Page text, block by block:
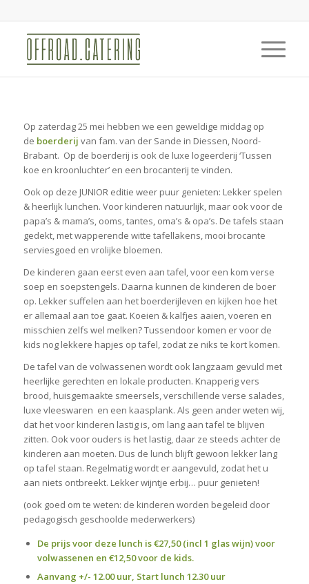
Op zaterdag 25 mei hebben we een geweldige middag op
de boerderij van fam. van der Sande in Diessen, Noord-
Brabant. Op de boerderij is ook de luxe logeerderij ‘Tussen
koe en kroonluchter’ en een brocanterij te vinden.
Ook op deze JUNIOR editie weer puur genieten: Lekker spelen
& heerlijk lunchen. Voor kinderen natuurlijk, maar ook voor de
papa’s & mama’s, ooms, tantes, oma’s & opa’s. De tafels staan
gedekt, met wapperende witte tafellakens, mooi brocante
serviesgoed en vrolijke bloemen.
De kinderen gaan eerst even aan tafel, voor een kom verse
soep en soepstengels. Daarna kunnen de kinderen de boer
op. Lekker suffelen aan het boerderijleven en kijken hoe het
er allemaal aan toe gaat. Koeien & kalfjes aaien, voeren en
misschien zelfs wel melken? Tussendoor komen er voor de
kids nog lekkere hapjes op tafel, zodat ze niks te kort komen.
De tafel van de volwassenen wordt ook langzaam gevuld met
heerlijke gerechten en lokale producten. Knapperig vers
brood, huisgemaakte smeersels, verschillende verse salades,
luxe vleeswaren en een kaasplank. Als geen ander weten wij,
dat het voor kinderen lastig is, om lang aan tafel te blijven
zitten. Ook voor ouders is het lastig, daar ze steeds achter de
kinderen aan moeten. Dus de lunch blijft gewoon lekker lang
op tafel staan. Regelmatig wordt er aangevuld, zodat het u
aan niets ontbreekt. Lekker wijntje erbij… puur genieten!
(ook goed om te weten: de kinderen worden begeleid door
pedagogisch geschoolde mederwerkers)
De prijs voor deze lunch is €27,50 (incl 1 glas wijn) voor
volwassenen en €12,50 voor de kids.
Aanvang +/- 12.00 uur, Start lunch 12.30 uur